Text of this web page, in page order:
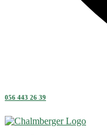
056 443 26 39